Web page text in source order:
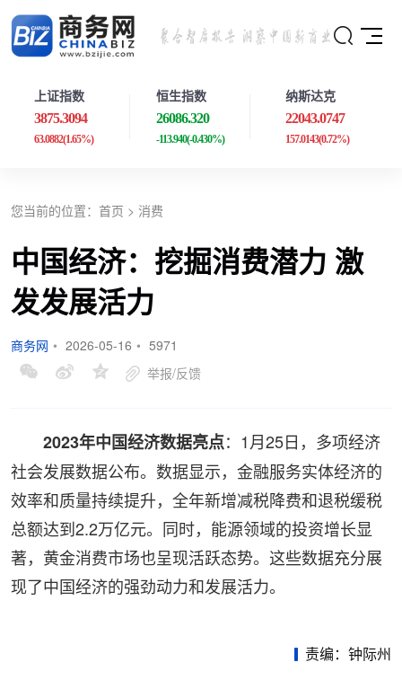
上证指数
3875.3094
63.0882(1.65%)
恒生指数
26086.320
-113.940(-0.430%)
纳斯达克
22043.0747
157.0143(0.72%)
您当前的位置： 首页 > 消费
中国经济：挖掘消费潜力 激
发发展活力
商务网 • 2026-05-16 • 5971
举报/反馈
2023年中国经济数据亮点：1月25日，多项经济
社会发展数据公布。数据显示，金融服务实体经济的
效率和质量持续提升，全年新增减税降费和退税缓税
总额达到2.2万亿元。同时，能源领域的投资增长显
著，黄金消费市场也呈现活跃态势。这些数据充分展
现了中国经济的强劲动力和发展活力。
责编：钟际州